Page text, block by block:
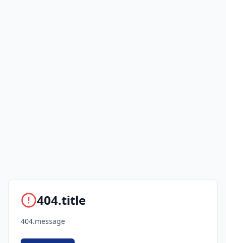
404.title
404.message